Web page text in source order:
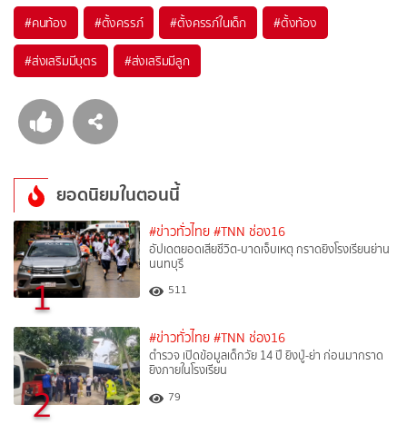
#คนท้อง #ตั้งครรภ์ #ตั้งครรภ์ในเด็ก #ตั้งท้อง
#ส่งเสริมมีบุตร #ส่งเสริมมีลูก
ยอดนิยมในตอนนี้
1
#ข่าวทั่วไทย #TNN ช่อง16
อัปเดตยอดเสียชีวิต-บาดเจ็บเหตุ กราดยิงโรงเรียนย่าน
นนทบุรี
511
2
#ข่าวทั่วไทย #TNN ช่อง16
ตำรวจ เปิดข้อมูลเด็กวัย 14 ปี ยิงปู่-ย่า ก่อนมากราด
ยิงภายในโรงเรียน
79